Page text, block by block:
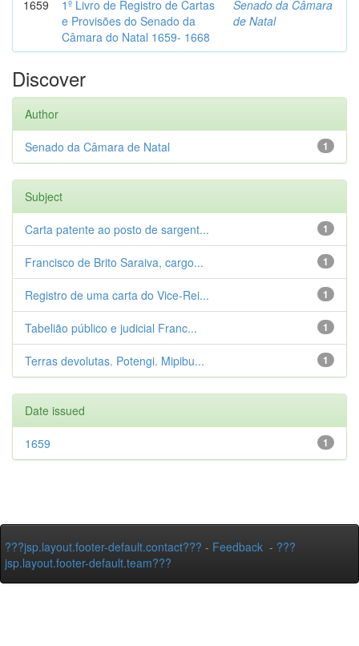
1659
1º Livro de Registro de Cartas
e Provisões do Senado da
Câmara do Natal 1659- 1668
Senado da Câmara
de Natal
Discover
Author
1
Senado da Câmara de Natal
Subject
1
Carta patente ao posto de sargent...
1
Francisco de Brito Saraiva, cargo...
1
Registro de uma carta do Vice-Rei...
1
Tabelião público e judicial Franc...
1
Terras devolutas. Potengi. Mipibu...
Date issued
1
1659
???jsp.layout.footer-default.contact??? - Feedback - ???
jsp.layout.footer-default.team???